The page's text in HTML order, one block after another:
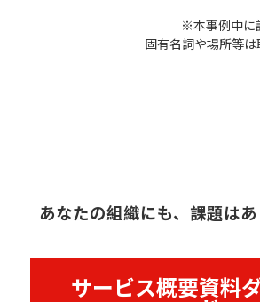
※本事例中に
固有名詞や場所等は
あなたの組織にも、課題はあ
サービス概要資料